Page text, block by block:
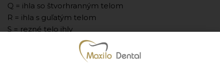
Q = ihla so štvorhranným telom
R = ihla s guľatým telom
S = rezné telo ihly
ŠPECIÁLNE VLASTNOSTI